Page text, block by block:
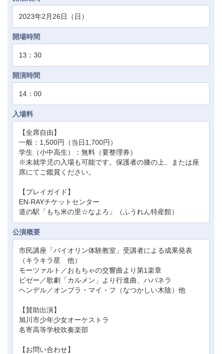
2023年2月26日（日）
開場時間
13：30
開演時間
14：00
入場料
【全席自由】
一般：1,500円（当日1,700円）
学生（小中高生）：無料（要整理券）
※未就学児の入場も可能です。保護者の膝の上、または座
席にてご鑑賞ください。
【プレイガイド】
EN-RAYチケットセンター
道の駅「もち米の里☆なよろ」（ふうれん特産館）
公演概要
市民講座「バイオリン体験教室」受講者による成果発表
（キラキラ星 他）
モーツァルト／おもちゃの交響曲より第1楽章
ビゼー／歌劇「カルメン」より行進曲、ハバネラ
ヘンデル／オンブラ・マイ・フ（なつかしい木陰）他
【賛助出演】
旭川市少年少女オーケストラ
名寄高等学校吹奏楽部
【お問い合わせ】